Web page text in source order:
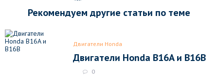
Рекомендуем другие статьи по теме
Двигатели Honda
Двигатели Honda B16A и B16B
0